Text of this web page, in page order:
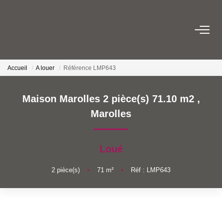
Acheter
Biens Vendus Et Loués
Off Market
ESTIMER
Accueil A louer Référence LMP643
Maison Marolles 2 pièce(s) 71.10 m2 ,
Marolles
Loué
2 pièce(s) • 71 m² • Réf : LMP643